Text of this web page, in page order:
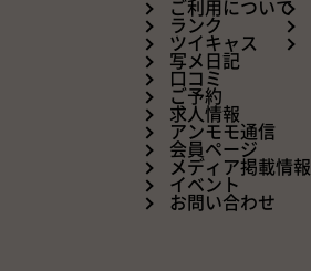
ご利用について
ランク
ツイキャス
写メ日記
口コミ
ご予約
求人情報
アンモモ通信
会員ページ
メディア掲載情報
イベント
お問い合わせ